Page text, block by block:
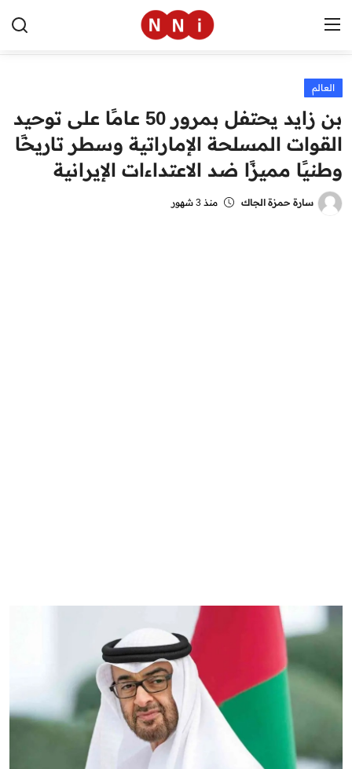
الرئيسية
اخبار مصر
العالم
الرياضة
العالم
بن زايد يحتفل بمرور 50 عامًا على توحيد
القوات المسلحة الإماراتية وسطر تاريخًا
وطنيًا مميزًا ضد الاعتداءات الإيرانية
سارة حمزة الجاك منذ 3 شهور